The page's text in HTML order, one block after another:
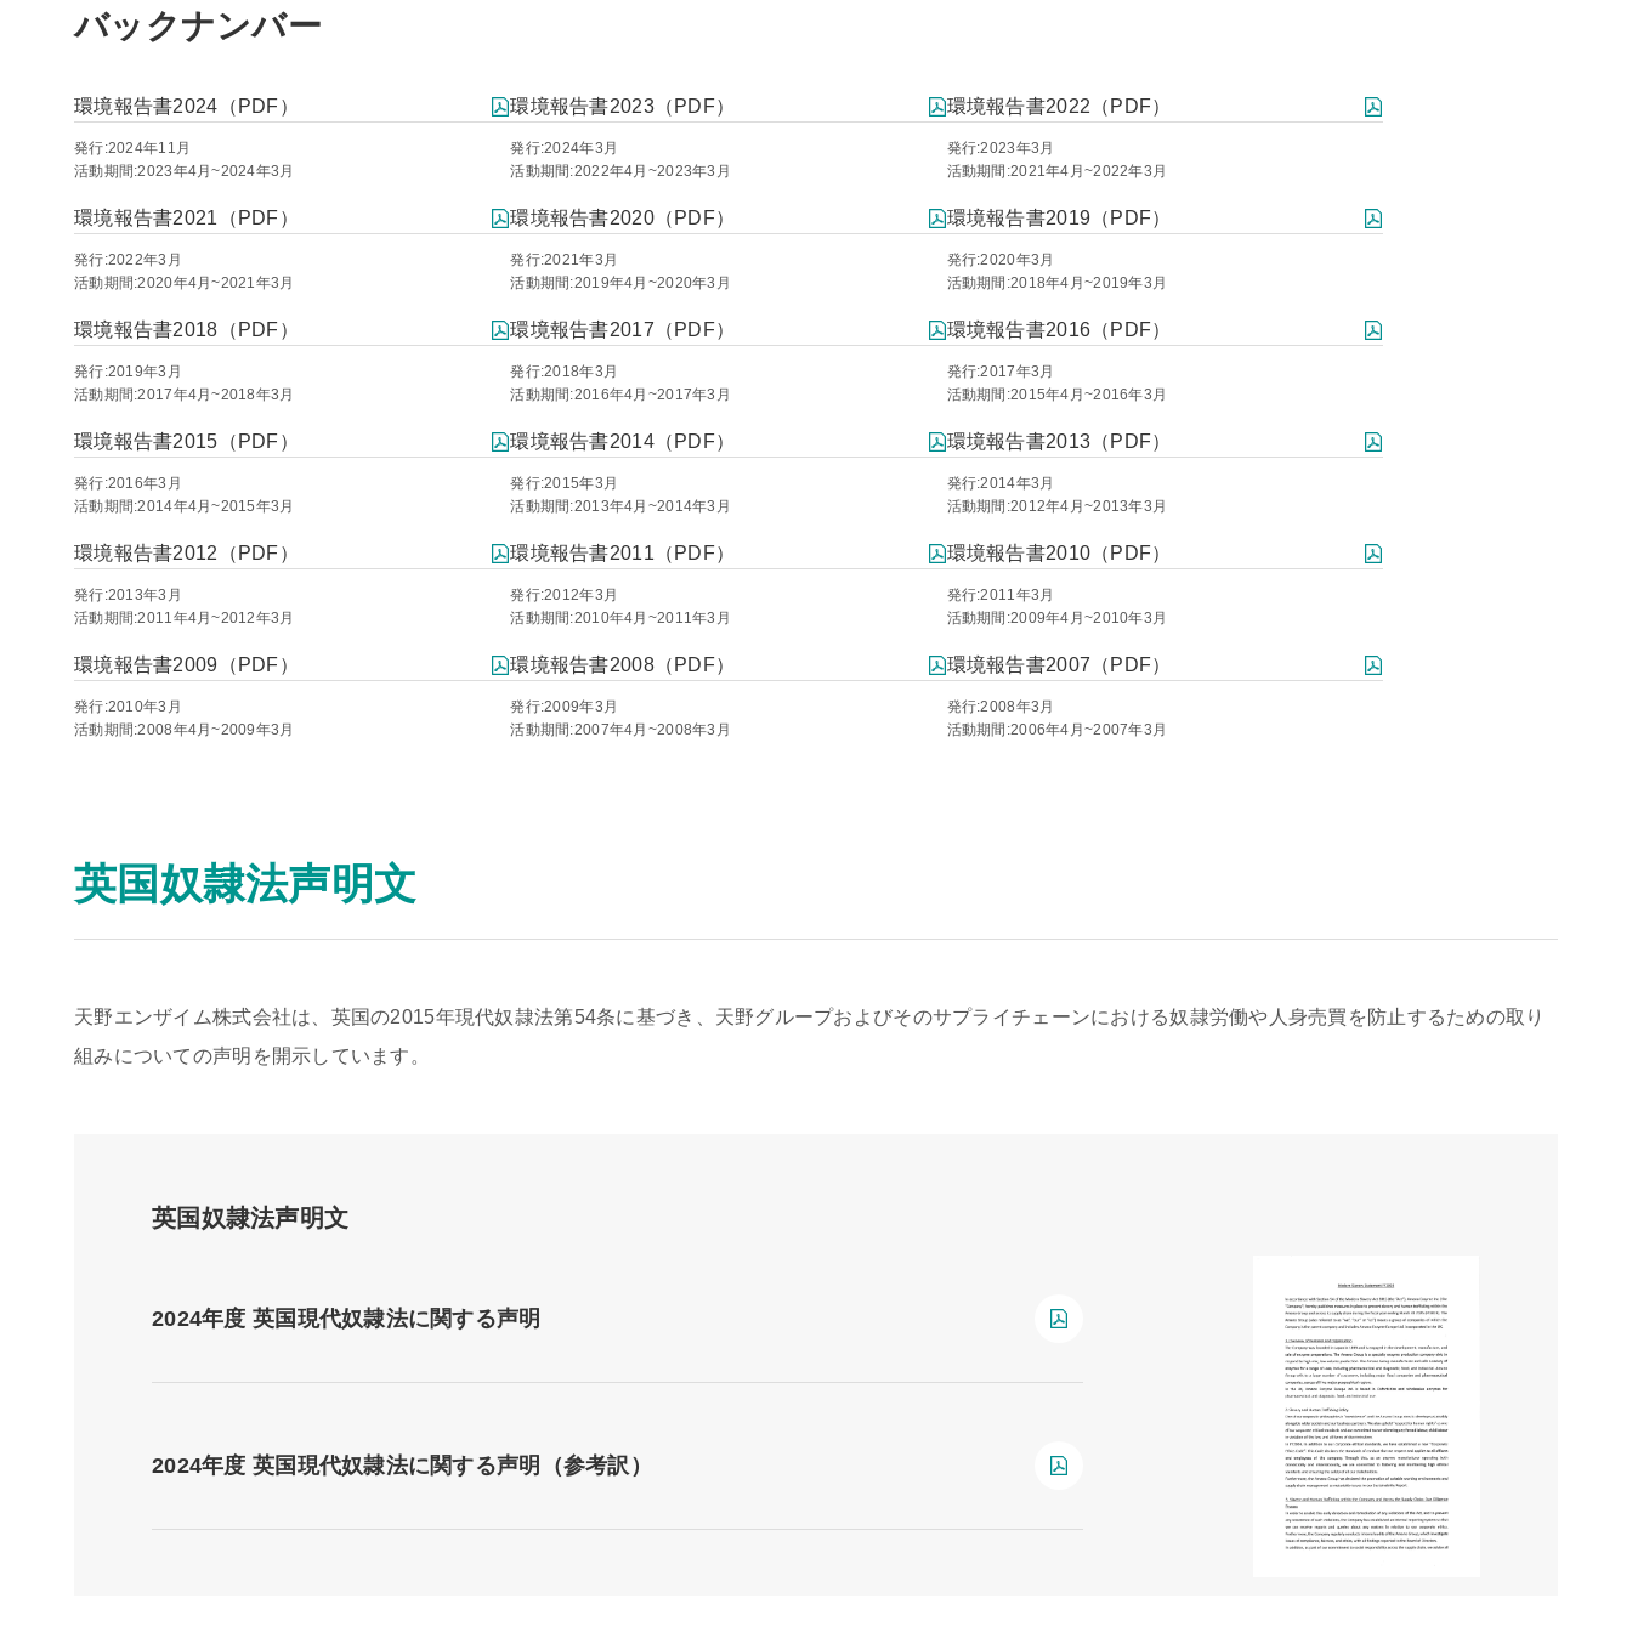
バックナンバー
環境報告書2024（PDF）
発行:2024年11月
活動期間:2023年4月~2024年3月
環境報告書2023（PDF）
発行:2024年3月
活動期間:2022年4月~2023年3月
環境報告書2022（PDF）
発行:2023年3月
活動期間:2021年4月~2022年3月
環境報告書2021（PDF）
発行:2022年3月
活動期間:2020年4月~2021年3月
環境報告書2020（PDF）
発行:2021年3月
活動期間:2019年4月~2020年3月
環境報告書2019（PDF）
発行:2020年3月
活動期間:2018年4月~2019年3月
環境報告書2018（PDF）
発行:2019年3月
活動期間:2017年4月~2018年3月
環境報告書2017（PDF）
発行:2018年3月
活動期間:2016年4月~2017年3月
環境報告書2016（PDF）
発行:2017年3月
活動期間:2015年4月~2016年3月
環境報告書2015（PDF）
発行:2016年3月
活動期間:2014年4月~2015年3月
環境報告書2014（PDF）
発行:2015年3月
活動期間:2013年4月~2014年3月
環境報告書2013（PDF）
発行:2014年3月
活動期間:2012年4月~2013年3月
環境報告書2012（PDF）
発行:2013年3月
活動期間:2011年4月~2012年3月
環境報告書2011（PDF）
発行:2012年3月
活動期間:2010年4月~2011年3月
環境報告書2010（PDF）
発行:2011年3月
活動期間:2009年4月~2010年3月
環境報告書2009（PDF）
発行:2010年3月
活動期間:2008年4月~2009年3月
環境報告書2008（PDF）
発行:2009年3月
活動期間:2007年4月~2008年3月
環境報告書2007（PDF）
発行:2008年3月
活動期間:2006年4月~2007年3月
英国奴隷法声明文
天野エンザイム株式会社は、英国の2015年現代奴隷法第54条に基づき、天野グループおよびそのサプライチェーンにおける奴隷労働や人身売買を防止するための取り
組みについての声明を開示しています。
英国奴隷法声明文
2024年度 英国現代奴隷法に関する声明
2024年度 英国現代奴隷法に関する声明（参考訳）